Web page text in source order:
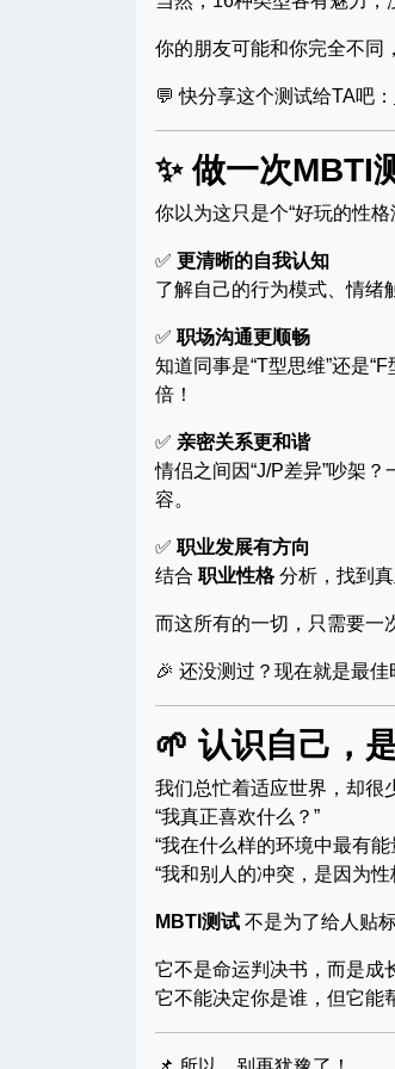
你的朋友可能和你完全不同
💬 快分享这个测试给TA吧：
✨ 做一次MBTI
你以为这只是个“好玩的性
✅ 更清晰的自我认知
了解自己的行为模式、情绪
✅ 职场沟通更顺畅
知道同事是“T型思维”还是
倍！
✅ 亲密关系更和谐
情侣之间因“J/P差异”吵架
容。
✅ 职业发展有方向
结合 职业性格分析，找到真
而这所有的一切，只需要一
🎉 还没测过？现在就是最
🌱 认识自己，
我们总忙着适应世界，却很
“我真正喜欢什么？”
“我在什么样的环境中最有能
“我和别人的冲突，是因为性
MBTI测试 不是为了给人贴
它不是命运判决书，而是成
它不能决定你是谁，但它能